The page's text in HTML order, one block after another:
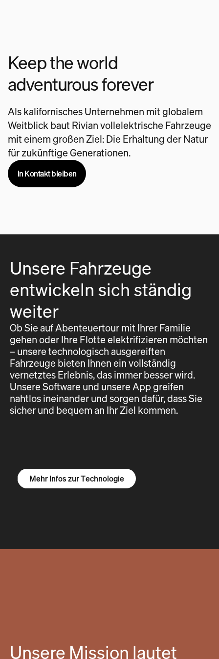
Keep the world
adventurous forever
Als kalifornisches Unternehmen mit globalem
Weitblick baut Rivian vollelektrische Fahrzeuge
mit einem großen Ziel: Die Erhaltung der Natur
für zukünftige Generationen.
In Kontakt bleiben
Unsere Fahrzeuge
entwickeln sich ständig
weiter
Ob Sie auf Abenteuertour mit Ihrer Familie
gehen oder Ihre Flotte elektrifizieren möchten
– unsere technologisch ausgereiften
Fahrzeuge bieten Ihnen ein vollständig
vernetztes Erlebnis, das immer besser wird.
Unsere Software und unsere App greifen
nahtlos ineinander und sorgen dafür, dass Sie
sicher und bequem an Ihr Ziel kommen.
Mehr Infos zum R1S
Mehr Infos zum R1T
Mehr Infos zu Vans
Mehr Infos zur Technologie
Unsere Mission lautet